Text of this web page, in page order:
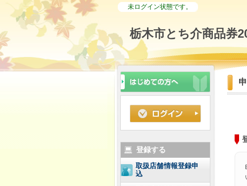
未ログイン状態です。
栃木市とち介商品券
登録する
取扱店舗情報登録申
込